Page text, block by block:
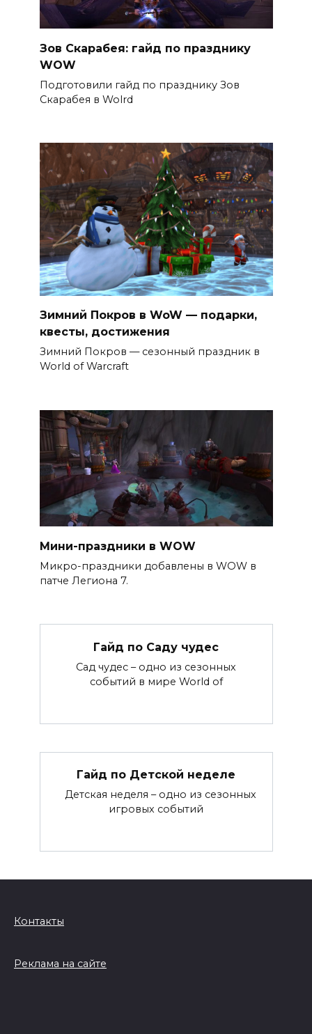
Зов Скарабея: гайд по празднику
WOW
Подготовили гайд по празднику Зов
Скарабея в Wolrd
Зимний Покров в WoW — подарки,
квесты, достижения
Зимний Покров — сезонный праздник в
World of Warcraft
Мини-праздники в WOW
Микро-праздники добавлены в WOW в
патче Легиона 7.
Гайд по Саду чудес
Сад чудес – одно из сезонных
событий в мире World of
Гайд по Детской неделе
Детская неделя – одно из сезонных
игровых событий
Контакты
Реклама на сайте